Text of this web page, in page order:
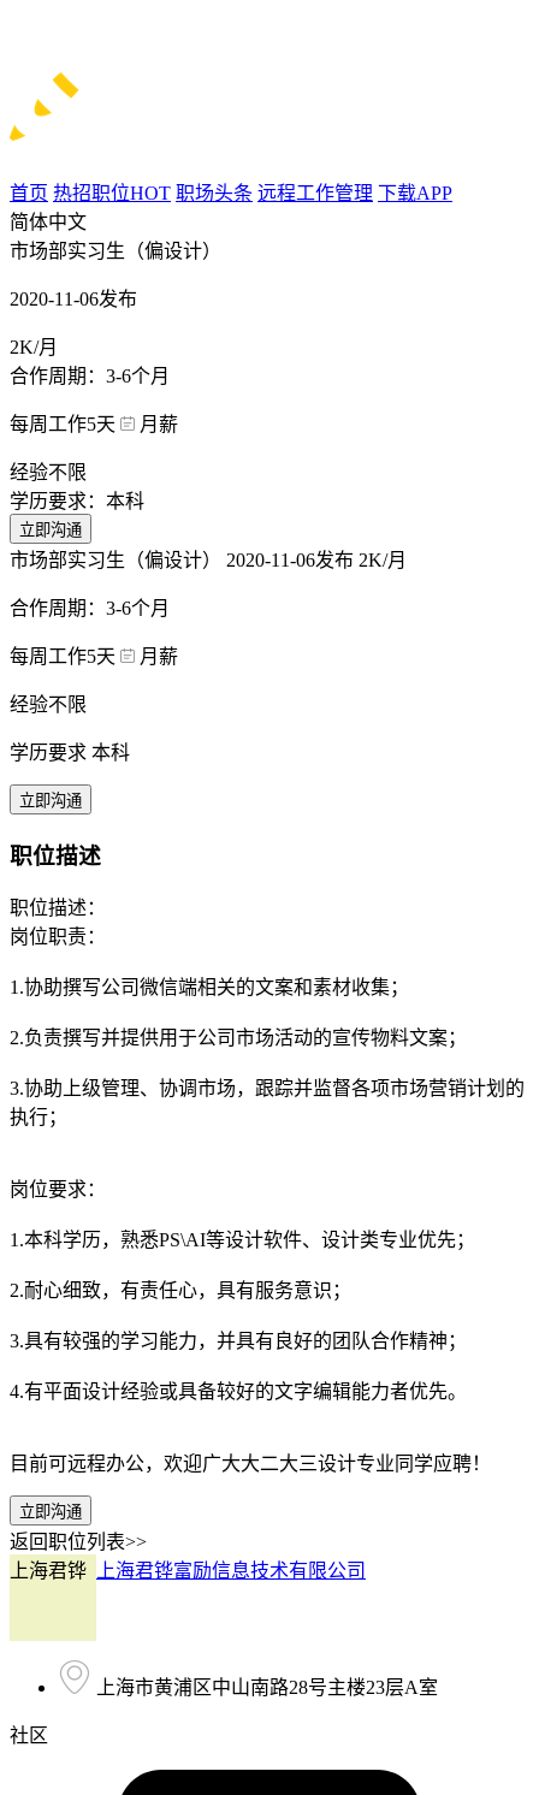
首页 热招职位HOT 职场头条 远程工作管理 下载APP
简体中文
市场部实习生（偏设计）
2020-11-06发布
2K/月
合作周期：3-6个月
每周工作5天 月薪
经验不限
学历要求：本科
立即沟通
市场部实习生（偏设计） 2020-11-06发布 2K/月
合作周期：3-6个月
每周工作5天 月薪
经验不限
学历要求 本科
立即沟通
职位描述
职位描述：
岗位职责：
1.协助撰写公司微信端相关的文案和素材收集；
2.负责撰写并提供用于公司市场活动的宣传物料文案；
3.协助上级管理、协调市场，跟踪并监督各项市场营销计划的
执行；
岗位要求：
1.本科学历，熟悉PS\AI等设计软件、设计类专业优先；
2.耐心细致，有责任心，具有服务意识；
3.具有较强的学习能力，并具有良好的团队合作精神；
4.有平面设计经验或具备较好的文字编辑能力者优先。
目前可远程办公，欢迎广大大二大三设计专业同学应聘！
立即沟通
返回职位列表>>
上海君铧
上海君铧富励信息技术有限公司
上海市黄浦区中山南路28号主楼23层A室
社区